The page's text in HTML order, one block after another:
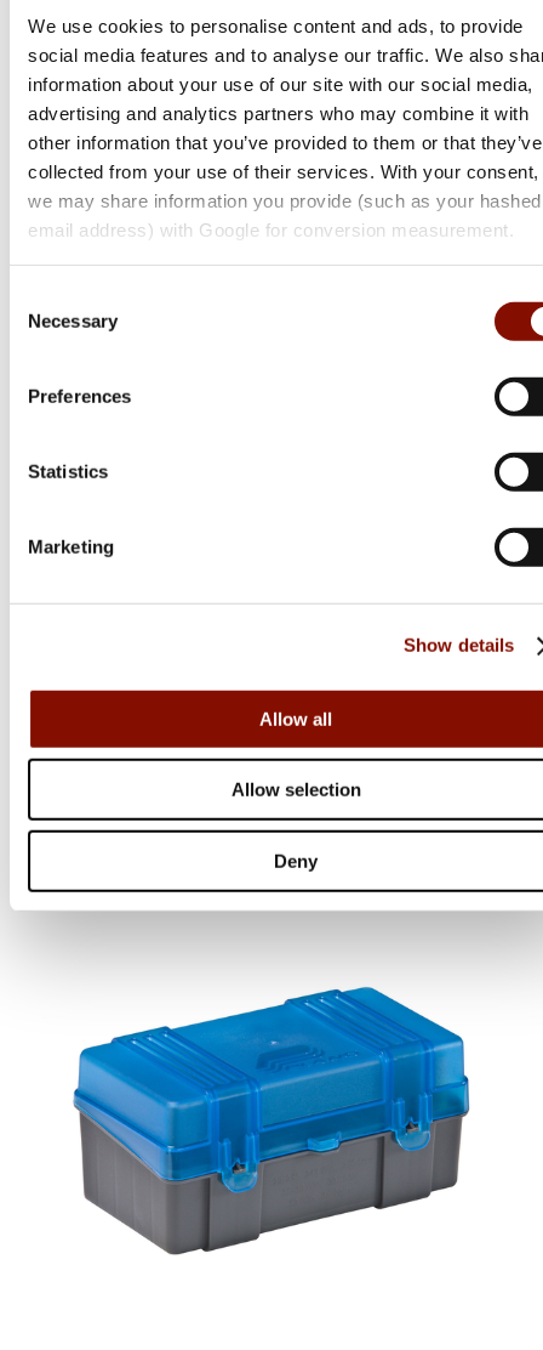
We use cookies to personalise content and ads, to provide
social media features and to analyse our traffic. We also
information about your use of our site with our social media,
advertising and analytics partners who may combine it with
other information that you’ve provided to them or that they’ve
collected from your use of their services. With your consent,
we may share information you provide (such as your hashed
email address) with Google for conversion measurement.
Selection
Necessary
Preferences
Statistics
Marketing
Show details
Allow all
Allow selection
Deny
119 kr
Online: I lager
Rifle Ammo Case - .22-50
Online: I lager